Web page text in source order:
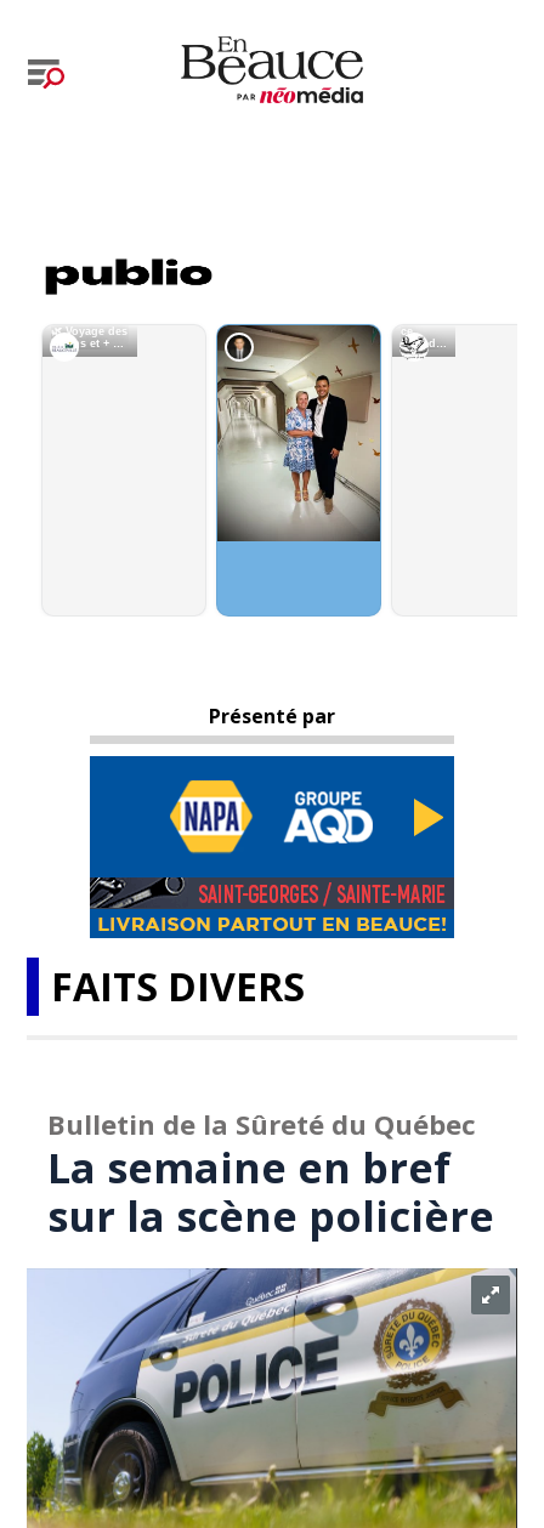
Présenté par
FAITS DIVERS
Bulletin de la Sûreté du Québec
La semaine en bref
sur la scène policière